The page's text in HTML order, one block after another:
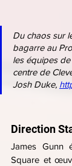
Du chaos sur
bagarre au
les équipes
centre de
Josh Duke,
Direction
James Gunn
Square et